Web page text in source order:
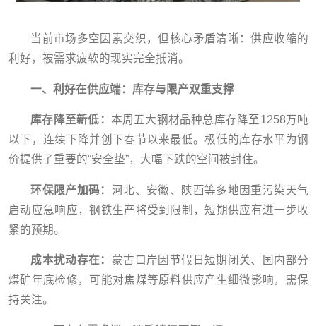
当前市场多空因素交织，但核心矛盾清晰：供应收缩的
利好，被需求疲软的现实完全抵消。
一、利好在供应端：库存与限产双重支撑
库存降至新低： 本周五大钢材品种总库存降至1258万吨
以下，连续下降并创下春节以来最低。极低的库存水平为钢
价提供了重要的“安全垫”，大幅下跌的空间被封住。
环保限产加码： 河北、安徽、陕西等多地因重污染天气
启动应急响应，钢铁生产将受到限制，短期供应有进一步收
紧的预期。
成本扰动存在： 蒙古口岸因节假日短期闭关、国内部分
煤矿年底检修，可能对焦煤等原料供应产生细微影响，需保
持关注。